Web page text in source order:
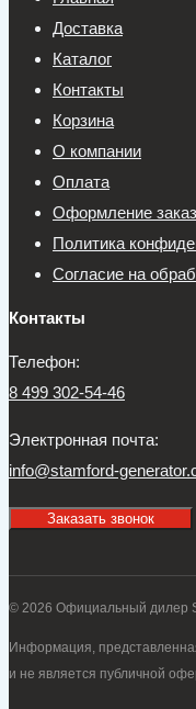
Доставка
Каталог
Контакты
Корзина
О компании
Оплата
Оформление
Политика
Согласие на
Контакты
Телефон:
8 499 302-54-46
Электронная почта:
info@stamford-
Заказать звонок
© 2026 Официальный дилер
Информация,
и не является публичной